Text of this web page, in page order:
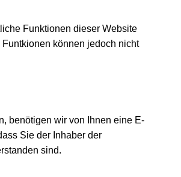
Funktionen dieser Website
können jedoch nicht
benötigen wir von Ihnen eine E-
Sie der Inhaber der
sind.